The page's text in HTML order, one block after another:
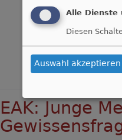
EAK: Junge
Alle Dienste
Diesen
Auswahl akzeptieren